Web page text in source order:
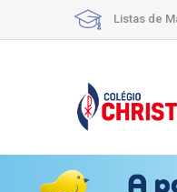
Listas de